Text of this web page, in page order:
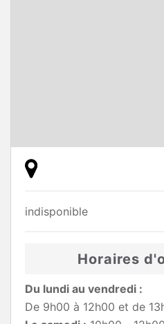
indisponible
Horaires
Du lundi au vendredi :
De 9h00 à 12h00 et de